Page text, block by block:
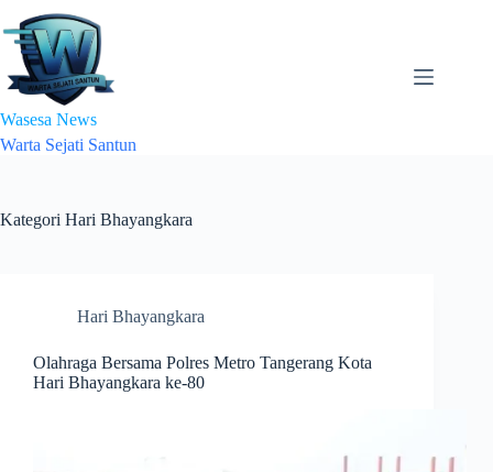
to
content
Wasesa News
Warta Sejati Santun
Kategori Hari Bhayangkara
Hari Bhayangkara
Olahraga Bersama Polres Metro Tangerang Kota
Hari Bhayangkara ke-80